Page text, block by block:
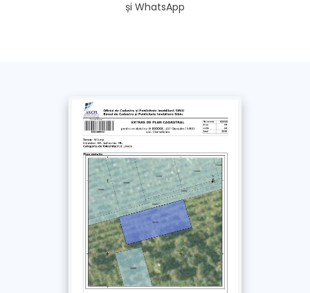
Doresc extrasul și pe WhatsApp
Politica de confidențialitate
Condițiileacestui site. Împuternicesc un
reprezentant Extras-carte-funciara.ro să solicite
în numele meu documentul obținut de la ANCPI
Plăteștecu Cardul >69Lei
Plătește prinbancă>69Lei
și WhatsApp